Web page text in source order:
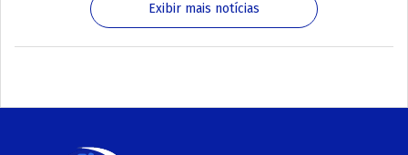
Exibir mais notícias